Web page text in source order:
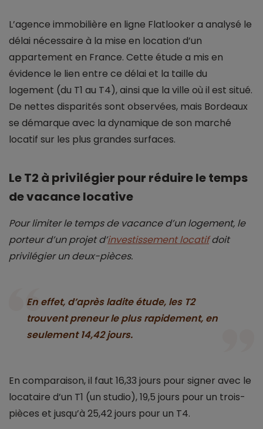
L’agence immobilière en ligne Flatlooker a analysé le
délai nécessaire à la mise en location d’un
appartement en France. Cette étude a mis en
évidence le lien entre ce délai et la taille du
logement (du T1 au T4), ainsi que la ville où il est situé.
De nettes disparités sont observées, mais Bordeaux
se démarque avec la dynamique de son marché
locatif sur les plus grandes surfaces.
Le T2 à privilégier pour réduire le temps
de vacance locative
Pour limiter le temps de vacance d’un logement, le
porteur d’un projet d’investissement locatifdoit
privilégier un deux-pièces.
En effet, d’après ladite étude, les T2
trouvent preneur le plus rapidement, en
seulement 14,42 jours.
En comparaison, il faut 16,33 jours pour signer avec le
locataire d’un T1 (un studio), 19,5 jours pour un trois-
pièces et jusqu’à 25,42 jours pour un T4.